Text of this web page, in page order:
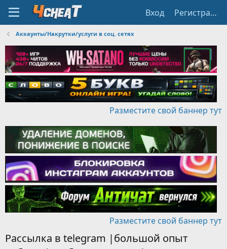
Вход Регистрация
Аккаунты/Накрутки/услуги в соц. сетях
Разместите свой баннер тут
Разместите свой баннер тут
Рассылка в telegram |большой опыт